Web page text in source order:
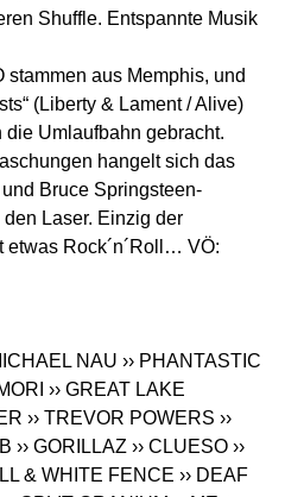
Shuffle. Entspannte Musik
aus Memphis, und
(Liberty & Lament / Alive)
Umlaufbahn gebracht.
hangelt sich das
Bruce Springsteen-
Laser. Einzig der
etwas Rock´n´Roll… VÖ:
NAU ›› PHANTASTIC
›› GREAT LAKE
›› TREVOR POWERS ››
›› GORILLAZ ›› CLUESO ››
& WHITE FENCE ›› DEAF